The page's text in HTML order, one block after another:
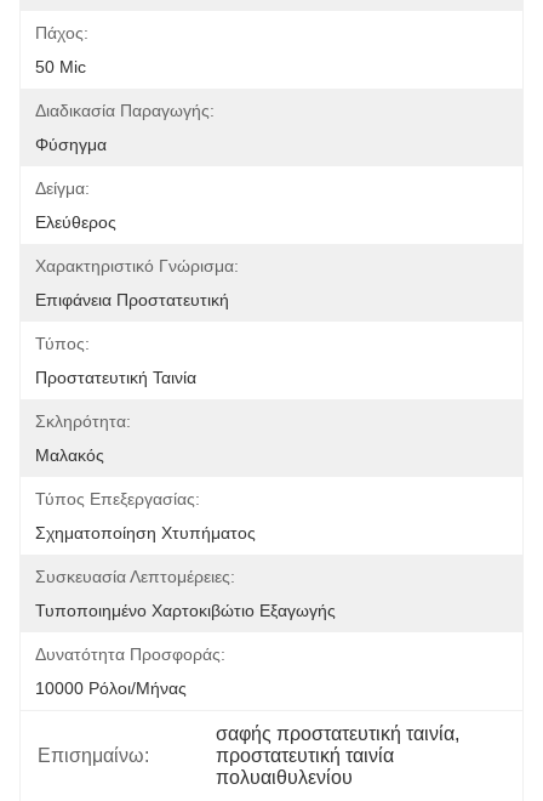
Πάχος:
50 Mic
Διαδικασία Παραγωγής:
Φύσηγμα
Δείγμα:
Ελεύθερος
Χαρακτηριστικό Γνώρισμα:
Επιφάνεια Προστατευτική
Τύπος:
Προστατευτική Ταινία
Σκληρότητα:
Μαλακός
Τύπος Επεξεργασίας:
Σχηματοποίηση Χτυπήματος
Συσκευασία Λεπτομέρειες:
Τυποποιημένο Χαρτοκιβώτιο Εξαγωγής
Δυνατότητα Προσφοράς:
10000 Ρόλοι/μήνας
Επισημαίνω:
σαφής προστατευτική ταινία,
προστατευτική ταινία
πολυαιθυλενίου